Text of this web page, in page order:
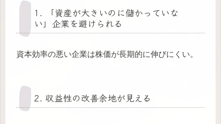
1. 「資産が大きいのに儲かっていな
い」企業を避けられる
資本効率の悪い企業は株価が長期的に伸びにくい。
2. 収益性の改善余地が見える